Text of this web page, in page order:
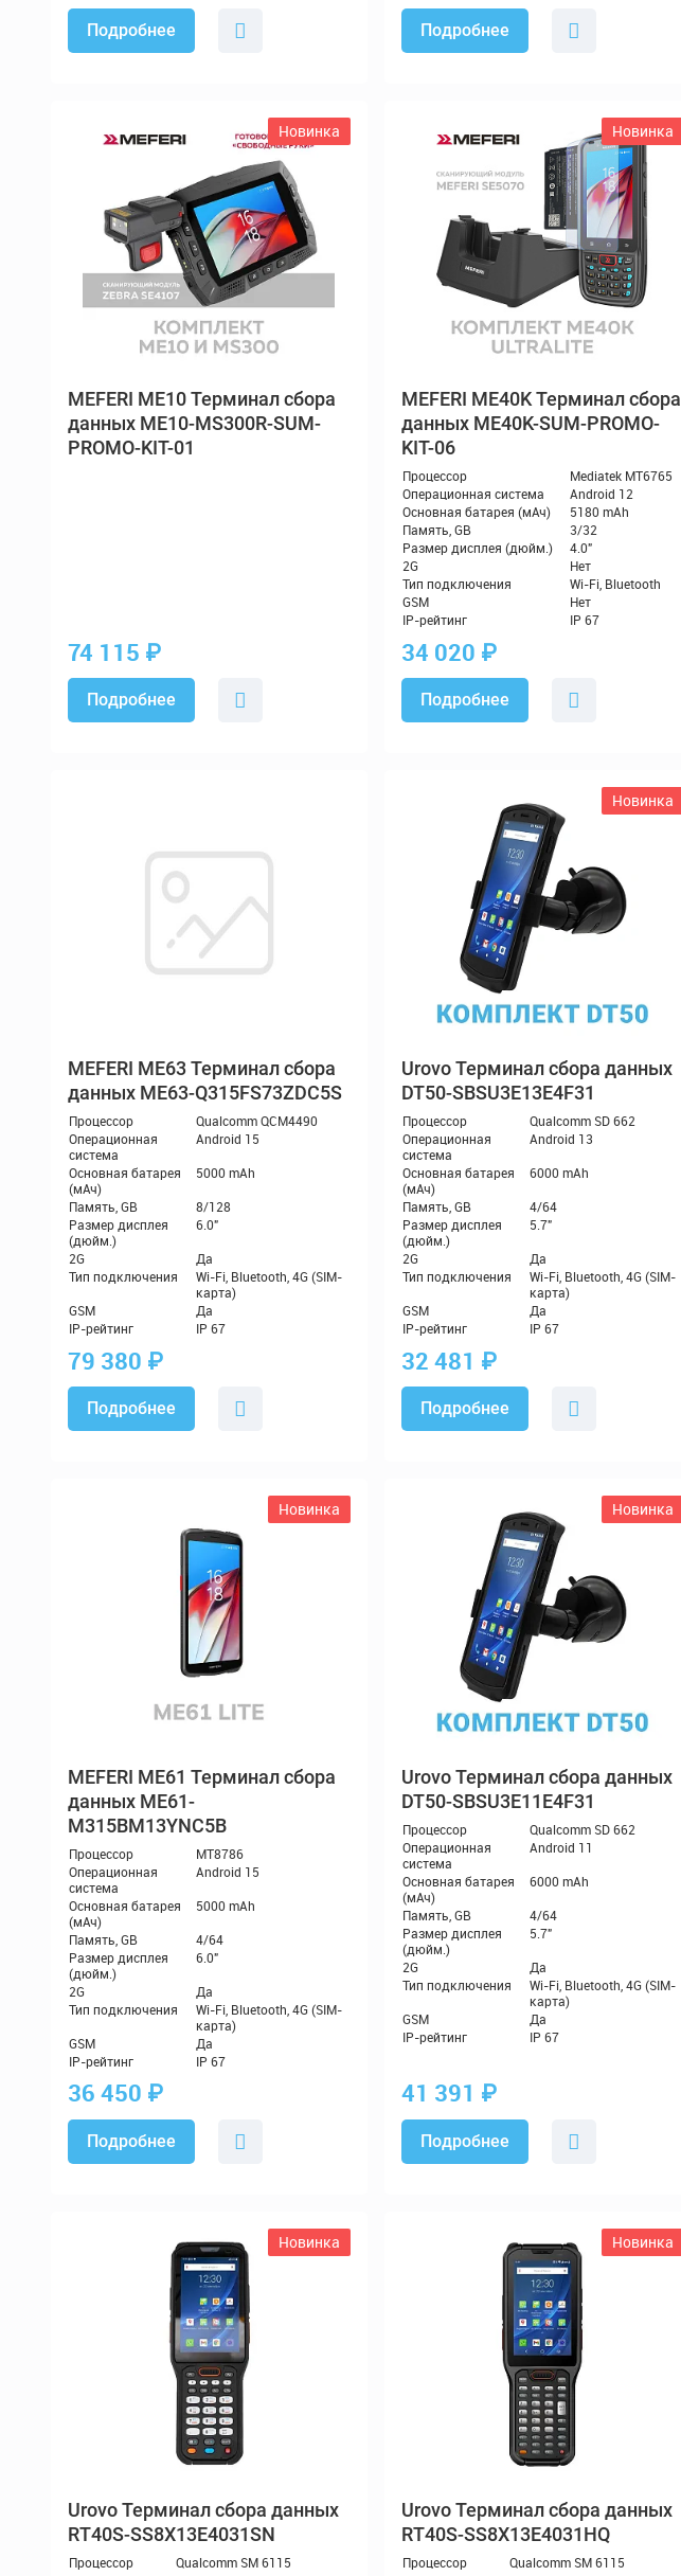
Подробнее Подробнее
Новинка
MEFERI ME10 Терминал сбора
данных ME10-MS300R-SUM-
PROMO-KIT-01
74 115 ₽
Подробнее
Новинка
MEFERI ME40K Терминал сбора
данных ME40K-SUM-PROMO-
KIT-06
34 020 ₽
Подробнее
MEFERI ME63 Терминал сбора
данных ME63-Q315FS73ZDC5S
79 380 ₽
Подробнее
Новинка
Терминал сбора данных
DT50-SBSU3E13E4F31
32 481 ₽
Подробнее
Новинка
MEFERI ME61 Терминал сбора
данных ME61-
M315BM13YNC5B
36 450 ₽
Подробнее
Новинка
Терминал сбора данных
DT50-SBSU3E11E4F31
41 391 ₽
Подробнее
Новинка
Терминал сбора данных
RT40S-SS8X13E4031SN
Новинка
Терминал сбора данных
RT40S-SS8X13E4031HQ